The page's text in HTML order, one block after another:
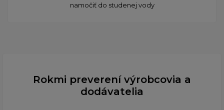
namočiť do studenej vody
Rokmi preverení výrobcovia a
dodávatelia